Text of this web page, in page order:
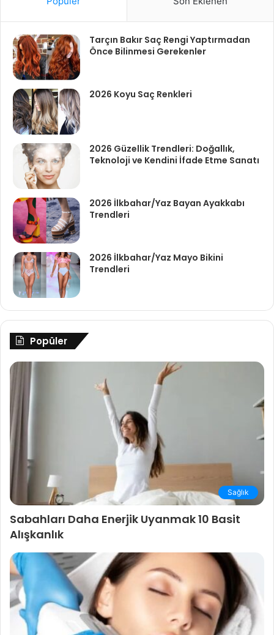
Tarçın Bakır Saç Rengi Yaptırmadan
Önce Bilinmesi Gerekenler
2026 Koyu Saç Renkleri
2026 Güzellik Trendleri: Doğallık,
Teknoloji ve Kendini İfade Etme Sanatı
2026 İlkbahar/Yaz Bayan Ayakkabı
Trendleri
2026 İlkbahar/Yaz Mayo Bikini
Trendleri
Popüler
Sağlık
Sabahları Daha Enerjik Uyanmak 10 Basit
Alışkanlık